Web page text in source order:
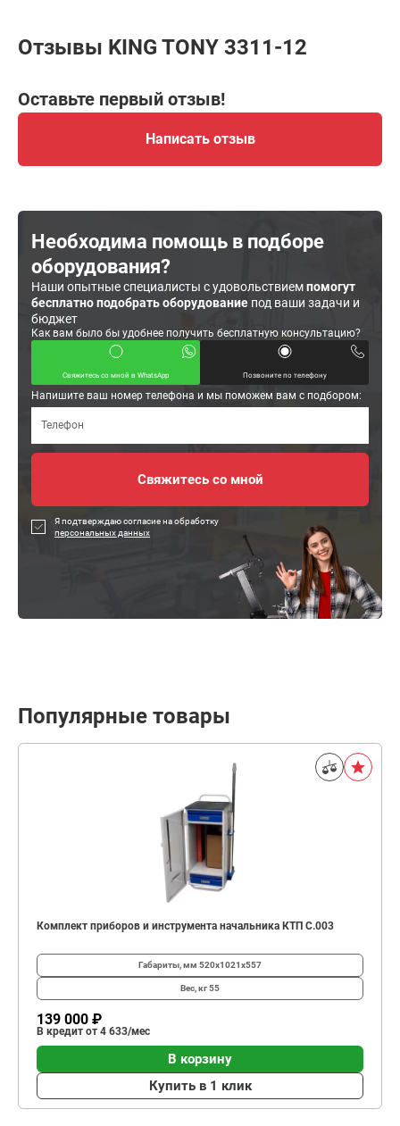
Отзывы KING TONY 3311-12
Оставьте первый отзыв!
Написать отзыв
Необходима помощь в подборе
оборудования?
Наши опытные специалисты с удовольствиемпомогут
бесплатно подобрать оборудование под ваши задачи и
бюджет
Как вам было бы удобнее получить бесплатную консультацию?
Свяжитесь со мной в WhatsApp Позвоните по телефону
Напишите ваш номер телефона и мы поможем вам с подбором:
Я подтверждаю согласие на обработку
персональных данных
Популярные товары
Комплект приборов и инструмента начальника КТП C.003
Габариты, мм 520х1021х557
Вес, кг55
139 000 ₽
В кредит от 4 633/мес
В корзину
Купить в 1 клик